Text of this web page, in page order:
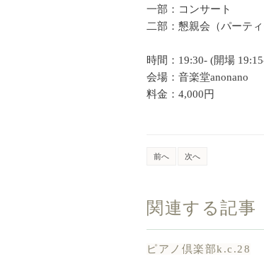
一部：コンサート
二部：懇親会（パーティ
時間：19:30- (開場
会場：音楽堂anonano
料金：4,000円
前へ 次へ
関連する記事
ピアノ倶楽部k.c.28